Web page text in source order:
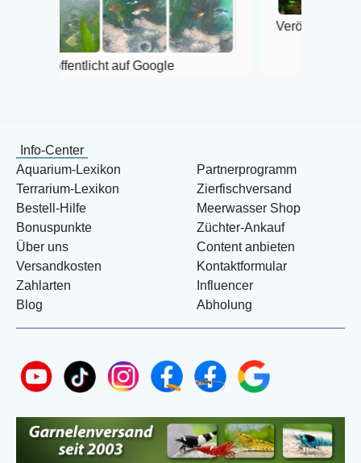
auf Google
Veröffentlicht auf Google
Info-Center
Aquarium-Lexikon
Terrarium-Lexikon
Bestell-Hilfe
Bonuspunkte
Über uns
Versandkosten
Zahlarten
Blog
Partnerprogramm
Zierfischversand
Meerwasser Shop
Züchter-Ankauf
Content anbieten
Kontaktformular
Influencer
Abholung